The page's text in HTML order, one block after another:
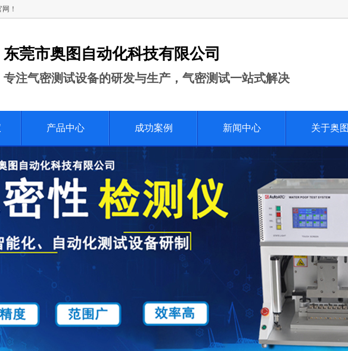
！
东莞市奥图自动化科技有限公司
专注气密测试设备的研发与生产，气密测试一站式解决
产品中心 成功案例 新闻中心 关于奥图